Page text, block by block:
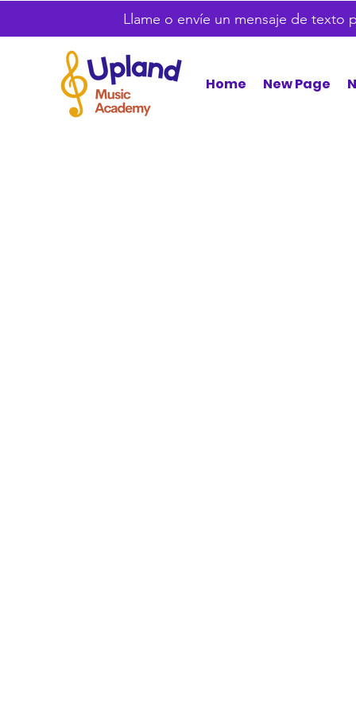
Llame o envíe un mensaje de texto
Home New Page